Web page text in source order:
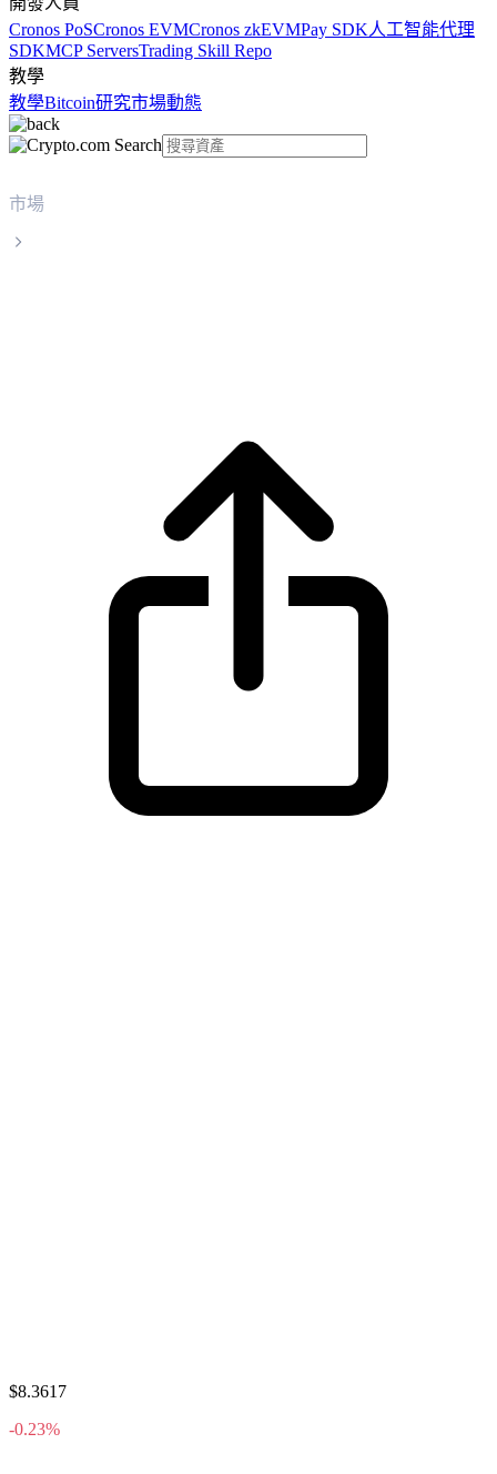
Cronos PoSCronos EVMCronos zkEVMPay SDK人工智能代理
SDKMCP ServersTrading Skill Repo
教學
教學Bitcoin研究市場動態
市場
$8.3617
-0.23%